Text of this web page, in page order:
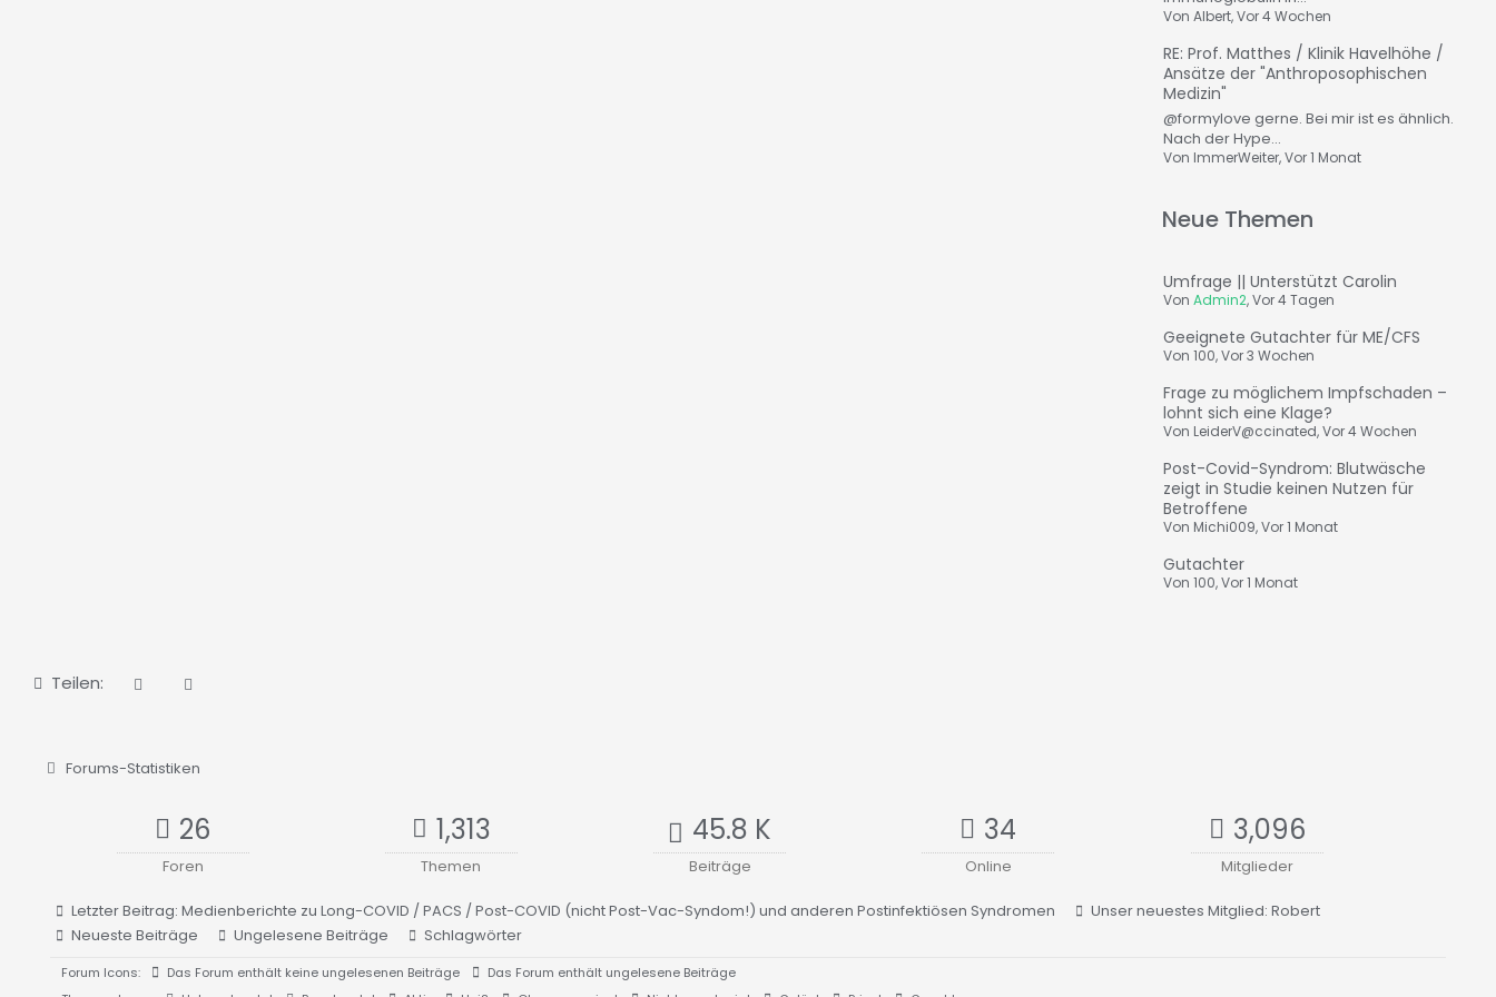
VonAlbert, Vor 4 Wochen
RE: Prof. Matthes / Klinik Havelhöhe /
Ansätze der "Anthroposophischen
Medizin"
@formylove gerne. Bei mir ist es ähnlich.
Nach der Hype...
Von ImmerWeiter, Vor 1 Monat
Neue Themen
Umfrage || Unterstützt Carolin
VonAdmin2,Vor 4 Tagen
Geeignete Gutachter für ME/CFS
Von100,Vor 3 Wochen
Frage zu möglichem Impfschaden –
lohnt sich eine Klage?
Von LeiderV@ccinated,Vor 4 Wochen
Post-Covid-Syndrom: Blutwäsche
zeigt in Studie keinen Nutzen für
Betroffene
Von Michi009,Vor 1 Monat
Gutachter
Von100,Vor 1 Monat
Teilen:
Forums-Statistiken
26
Foren
1,313
Themen
45.8 K
Beiträge
34
Online
3,096
Mitglieder
Letzter Beitrag: Medienberichte zu Long-COVID / PACS / Post-COVID (nicht Post-Vac-Syndom!) und anderen Postinfektiösen Syndromen Unser neuestes Mitglied: Robert
Neueste Beiträge
Ungelesene Beiträge Schlagwörter
Forum Icons: Das Forum enthält keine ungelesenen Beiträge
Das Forum enthält ungelesene Beiträge